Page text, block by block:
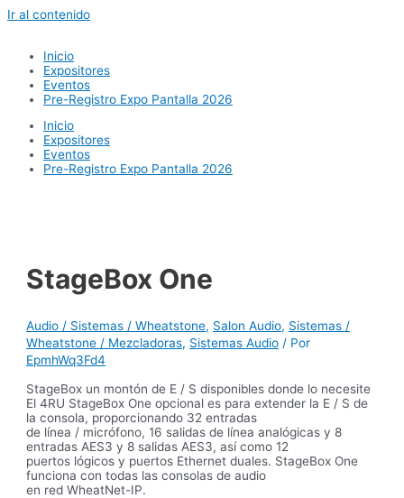
Ir al contenido
Inicio
Expositores
Eventos
Pre-Registro Expo Pantalla 2026
Inicio
Expositores
Eventos
Pre-Registro Expo Pantalla 2026
StageBox One
Audio / Sistemas / Wheatstone, Salon Audio, Sistemas /
Wheatstone / Mezcladoras, Sistemas Audio / Por
EpmhWq3Fd4
StageBox un montón de E / S disponibles donde lo necesite
El 4RU StageBox One opcional es para extender la E / S de
la consola, proporcionando 32 entradas
de línea / micrófono, 16 salidas de línea analógicas y 8
entradas AES3 y 8 salidas AES3, así como 12
puertos lógicos y puertos Ethernet duales. StageBox One
funciona con todas las consolas de audio
en red WheatNet-IP.